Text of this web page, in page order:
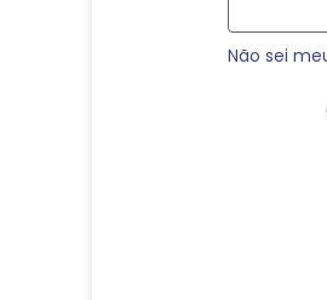
Não sei